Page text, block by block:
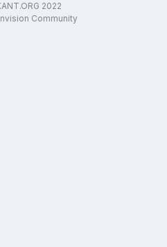
2022
Community